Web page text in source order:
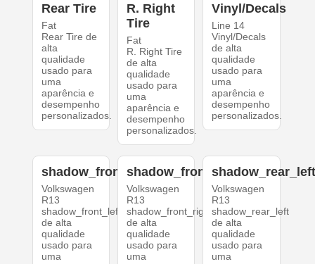
Rear Tire
Fat
Rear Tire de
alta
qualidade
usado para
uma
aparência e
desempenho
personalizados.
R. Right
Tire
Fat
R. Right Tire
de alta
qualidade
usado para
uma
aparência e
desempenho
personalizados.
Vinyl/Decals
Line 14
Vinyl/Decals
de alta
qualidade
usado para
uma
aparência e
desempenho
personalizados.
shadow_front_left
Volkswagen
R13
shadow_front_left
de alta
qualidade
usado para
uma
shadow_front_right
Volkswagen
R13
shadow_front_right
de alta
qualidade
usado para
uma
Volkswagen
R13
shadow_rear_left
de alta
qualidade
usado para
uma